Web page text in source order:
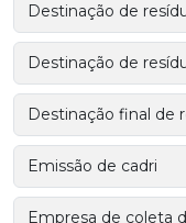
Destinação de
Destinação de
Destinação final de
Emissão de cadri
Empresa de coleta